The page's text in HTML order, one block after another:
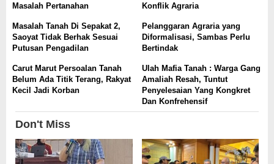
Masalah Pertanahan
Konflik Agraria
Masalah Tanah Di Sepakat 2,
Saoyat Tidak Berhak Sesuai
Putusan Pengadilan
Pelanggaran Agraria yang
Diformalisasi, Sambas Perlu
Bertindak
Carut Marut Persoalan Tanah
Belum Ada Titik Terang, Rakyat
Kecil Jadi Korban
Ulah Mafia Tanah : Warga Gang
Amaliah Resah, Tuntut
Penyelesaian Yang Kongkret
Dan Konfrehensif
Don't Miss